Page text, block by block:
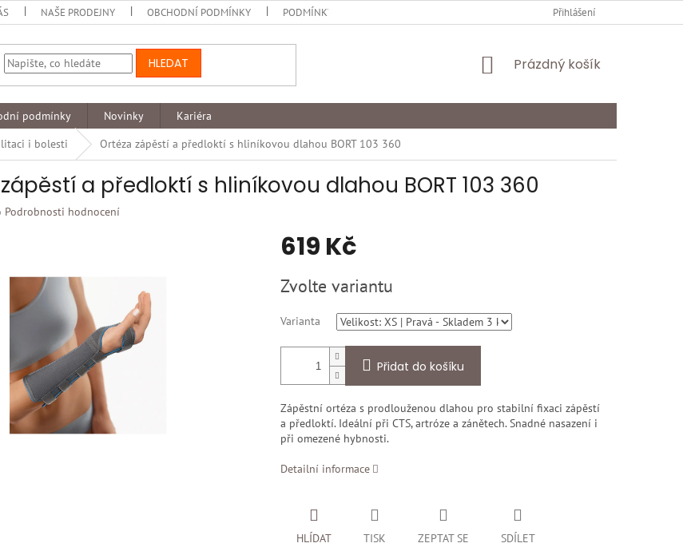
NAŠE PRODEJNY OBCHODNÍ PODMÍNKY PODMÍNKY OCHRANY OSOBNÍCH ÚDAJŮ ODSTOUPENÍ OD
Přihlášení
HLEDAT
NÁKUPNÍ
Prázdný košík
podmínky Novinky
Kariéra
i bolesti Ortéza zápěstí a předloktí s hliníkovou dlahou BORT 103 360
a předloktí s hliníkovou dlahou BORT 103 360
Podrobnosti hodnocení
619 Kč
cena:
Zvolte variantu
Varianta
Přidat do košíku
Zápěstní ortéza s prodlouženou dlahou pro stabilní fixaci zápěstí
a předloktí. Ideální při CTS, artróze a zánětech. Snadné nasazení i
při omezené hybnosti.
Detailní informace
TISK ZEPTAT SE
HLÍDAT SDÍLET